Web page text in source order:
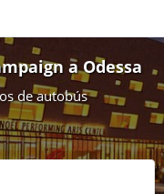
a Odessa
de autobús